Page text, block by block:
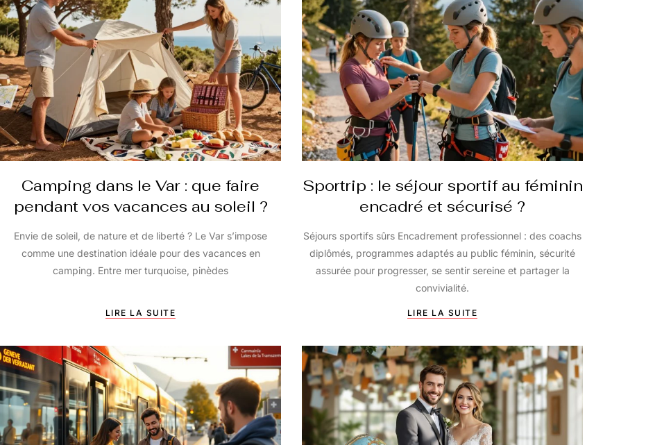
Camping dans le Var : que faire
pendant vos vacances au soleil ?
Envie de soleil, de nature et de liberté ? Le Var s’impose
comme une destination idéale pour des vacances en
camping. Entre mer turquoise, pinèdes
LIRE LA SUITE
Sportrip : le séjour sportif au féminin
encadré et sécurisé ?
Séjours sportifs sûrs Encadrement professionnel : des coachs
diplômés, programmes adaptés au public féminin, sécurité
assurée pour progresser, se sentir sereine et partager la
convivialité.
LIRE LA SUITE